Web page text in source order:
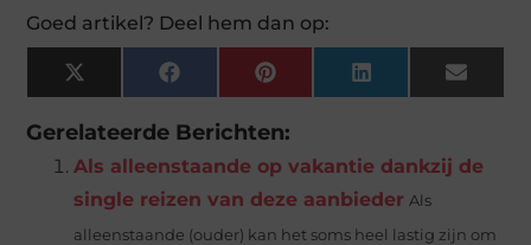
Goed artikel? Deel hem dan op:
X
(Twitter)
Facebook Pinterest LinkedIn Email
Gerelateerde Berichten:
Als alleenstaande op vakantie dankzij de
single reizen van deze aanbieder Als
alleenstaande (ouder) kan het soms heel lastig zijn om